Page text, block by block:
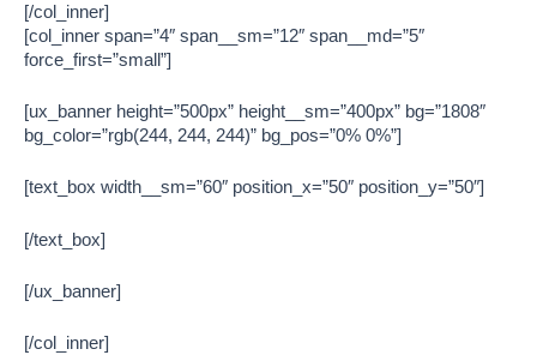
[/col_inner]
[col_inner span=”4″ span__sm=”12″ span__md=”5″
force_first=”small”]
[ux_banner height=”500px” height__sm=”400px” bg=”1808″
bg_color=”rgb(244, 244, 244)” bg_pos=”0% 0%”]
[text_box width__sm=”60″ position_x=”50″ position_y=”50″]
[/text_box]
[/ux_banner]
[/col_inner]